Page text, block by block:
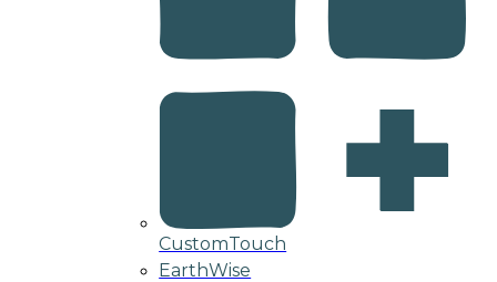
CustomTouch
EarthWise